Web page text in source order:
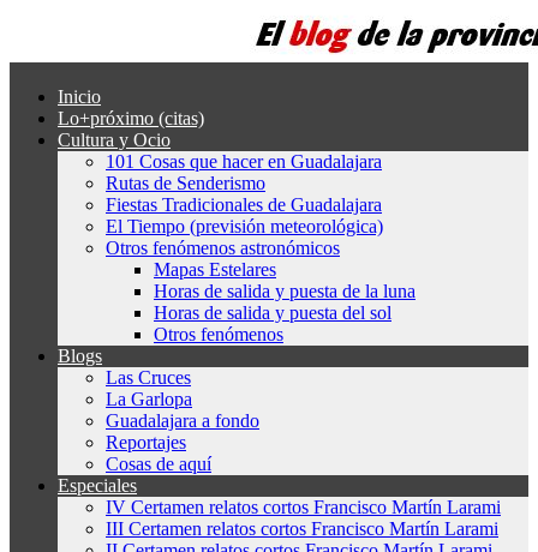
Inicio
Lo+próximo (citas)
Cultura y Ocio
101 Cosas que hacer en Guadalajara
Rutas de Senderismo
Fiestas Tradicionales de Guadalajara
El Tiempo (previsión meteorológica)
Otros fenómenos astronómicos
Mapas Estelares
Horas de salida y puesta de la luna
Horas de salida y puesta del sol
Otros fenómenos
Blogs
Las Cruces
La Garlopa
Guadalajara a fondo
Reportajes
Cosas de aquí
Especiales
IV Certamen relatos cortos Francisco Martín Larami
III Certamen relatos cortos Francisco Martín Larami